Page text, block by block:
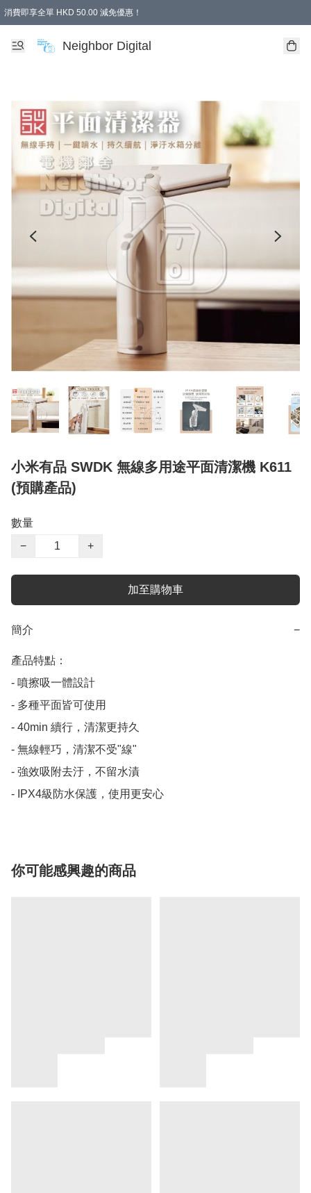
消費即享全單 HKD 50.00 減免優惠！
Neighbor Digital
小米有品 SWDK 無線多用途平面清潔機 K611
(預購產品)
數量
−
+
加至購物車
簡介 −
產品特點：
- 噴擦吸一體設計
- 多種平面皆可使用
- 40min 續行，清潔更持久
- 無線輕巧，清潔不受"線"
- 強效吸附去汙，不留水漬
- IPX4級防水保護，使用更安心
你可能感興趣的商品